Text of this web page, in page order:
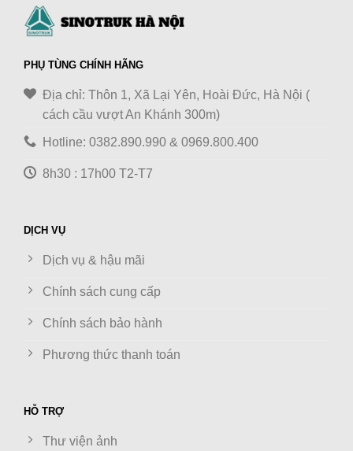
PHỤ TÙNG CHÍNH HÃNG
Địa chỉ: Thôn 1, Xã Lại Yên, Hoài Đức, Hà Nội (
cách cầu vượt An Khánh 300m)
Hotline: 0382.890.990 & 0969.800.400
8h30 : 17h00 T2-T7
DỊCH VỤ
Dịch vụ & hậu mãi
Chính sách cung cấp
Chính sách bảo hành
Phương thức thanh toán
HỖ TRỢ
Thư viện ảnh